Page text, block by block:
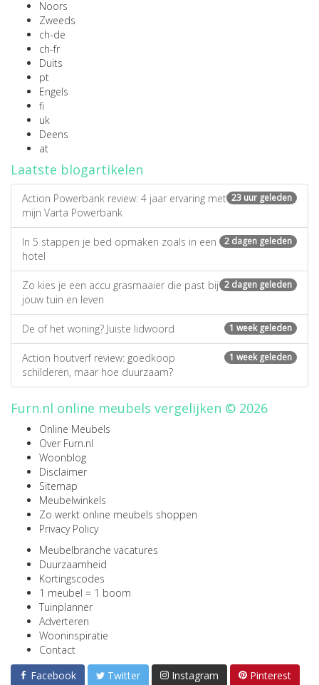
Noors
Zweeds
ch-de
ch-fr
Duits
pt
Engels
fi
uk
Deens
at
Laatste blogartikelen
23 uur geleden
Action Powerbank review: 4 jaar ervaring met
mijn Varta Powerbank
2 dagen geleden
In 5 stappen je bed opmaken zoals in een
hotel
2 dagen geleden
Zo kies je een accu grasmaaier die past bij
jouw tuin en leven
1 week geleden
De of het woning? Juiste lidwoord
1 week geleden
Action houtverf review: goedkoop
schilderen, maar hoe duurzaam?
Furn.nl online meubels vergelijken © 2026
Online Meubels
Over Furn.nl
Woonblog
Disclaimer
Sitemap
Meubelwinkels
Zo werkt online meubels shoppen
Privacy Policy
Meubelbranche vacatures
Duurzaamheid
Kortingscodes
1 meubel = 1 boom
Tuinplanner
Adverteren
Wooninspiratie
Contact
Facebook
Twitter Instagram Pinterest